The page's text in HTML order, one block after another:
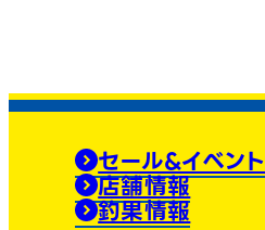
セール&イベント
店舗情報
釣果情報